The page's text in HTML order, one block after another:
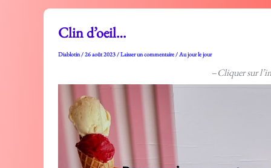
Clin d’oeil…
Diablotin/26 août 2023/Laisser un commentaire/Au jour le jour
–Cliquer sur